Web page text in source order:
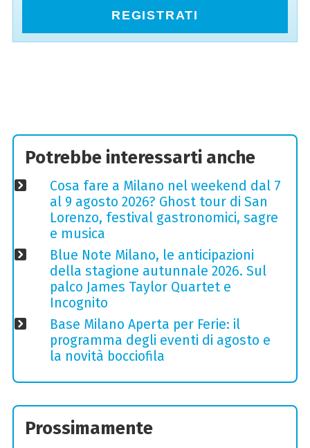
REGISTRATI
Potrebbe interessarti anche
Cosa fare a Milano nel weekend dal 7
al 9 agosto 2026? Ghost tour di San
Lorenzo, festival gastronomici, sagre
e musica
Blue Note Milano, le anticipazioni
della stagione autunnale 2026. Sul
palco James Taylor Quartet e
Incognito
Base Milano Aperta per Ferie: il
programma degli eventi di agosto e
la novità bocciofila
Prossimamente